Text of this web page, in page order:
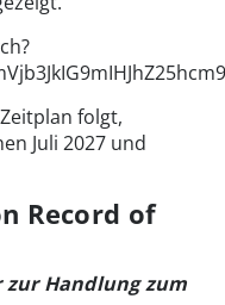
folgt,
Juli 2027 und
Record of
Handlung zum